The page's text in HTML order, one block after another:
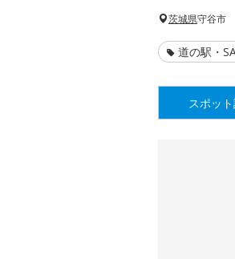
茨城県守谷市
道の駅・
スポッ